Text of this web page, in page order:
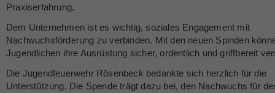
Praxiserfahrung.
Dem Unternehmen ist es wichtig, soziales Engagement mit
Nachwuchsförderung zu verbinden. Mit den neuen Spinden
Jugendlichen ihre Ausrüstung sicher, ordentlich und griffbereit
Die Jugendfeuerwehr Rösenbeck bedankte sich herzlich für die
Unterstützung. Die Spende trägt dazu bei, den Nachwuchs für